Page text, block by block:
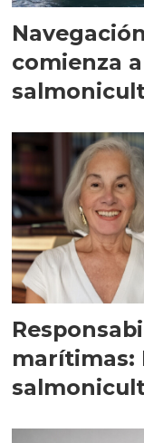
comienza
marítimas: